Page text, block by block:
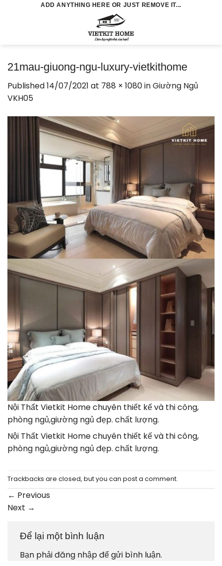
ADD ANYTHING HERE OR JUST REMOVE IT...
21mau-giuong-ngu-luxury-vietkithome
Published14/07/2021 at 788 × 1080inGiường Ngủ
VKH05
Nội Thất Vietkit Home chuyên thiết kế và thi công,
phòng ngủ,giường ngủ đẹp. chất lượng.
Nội Thất Vietkit Home chuyên thiết kế và thi công,
phòng ngủ,giường ngủ đẹp. chất lượng.
Trackbacks are closed, but you can post a comment.
← Previous
Next →
Để lại một bình luận
Bạn phảiđăng nhậpđể gửi bình luận.